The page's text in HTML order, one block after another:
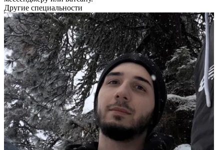
Другие специальности